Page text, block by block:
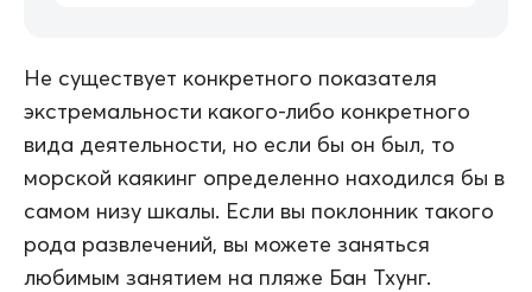
Не существует конкретного показателя
экстремальности какого-либо конкретного
вида деятельности, но если бы он был, то
морской каякинг определенно находился бы в
самом низу шкалы. Если вы поклонник такого
рода развлечений, вы можете заняться
любимым занятием на пляже Бан Тхунг.